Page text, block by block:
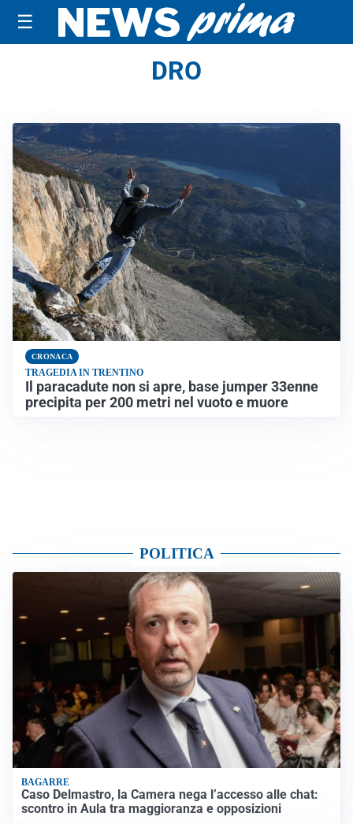
☰
DRO
CRONACA
TRAGEDIA IN TRENTINO
Il paracadute non si apre, base jumper 33enne
precipita per 200 metri nel vuoto e muore
POLITICA
BAGARRE
Caso Delmastro, la Camera nega l’accesso alle chat:
scontro in Aula tra maggioranza e opposizioni